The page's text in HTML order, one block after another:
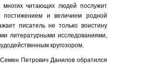
многих читающих людей послужит
и величием родной
писатель не только воистину
литературными исследованиями,
кругозором.
Семен Петрович Данилов обратился